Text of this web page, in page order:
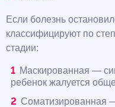
Если болезнь
классифицируют по
стадии:
Маскированная —
ребенок жалуется
Соматизированная